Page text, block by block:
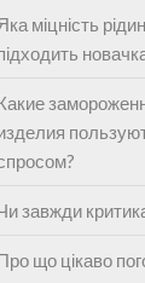
міцність
завжди
що цікаво